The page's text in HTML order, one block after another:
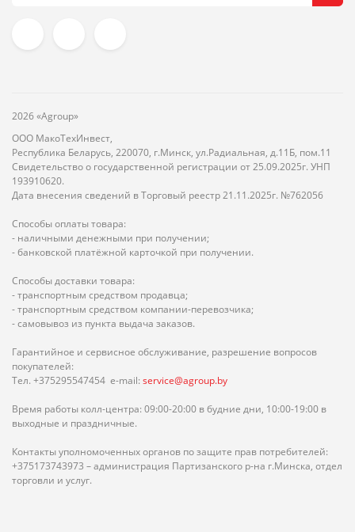
2026 «Agroup»
ООО МакоТехИнвест,
Республика Беларусь, 220070, г.Минск, ул.Радиальная, д.11Б, пом.11
Свидетельство о государственной регистрации от 25.09.2025г. УНП
193910620.
Дата внесения сведений в Торговый реестр 21.11.2025г. №762056
Способы оплаты товара:
- наличными денежными при получении;
- банковской платёжной карточкой при получении.
Способы доставки товара:
- транспортным средством продавца;
- транспортным средством компании-перевозчика;
- самовывоз из пункта выдача заказов.
Гарантийное и сервисное обслуживание, разрешение вопросов
покупателей:
Тел. +375295547454 e-mail: service@agroup.by
Время работы колл-центра: 09:00-20:00 в будние дни, 10:00-19:00 в
выходные и праздничные.
Контакты уполномоченных органов по защите прав потребителей:
+375173743973 – администрация Партизанского р-на г.Минска, отдел
торговли и услуг.